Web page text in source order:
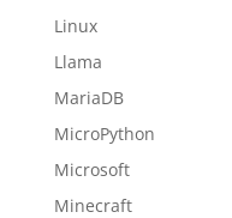
Linux
Llama
MariaDB
MicroPython
Microsoft
Minecraft